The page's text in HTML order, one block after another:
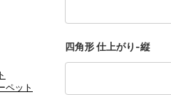
ペット
四角形 仕上がり-縦